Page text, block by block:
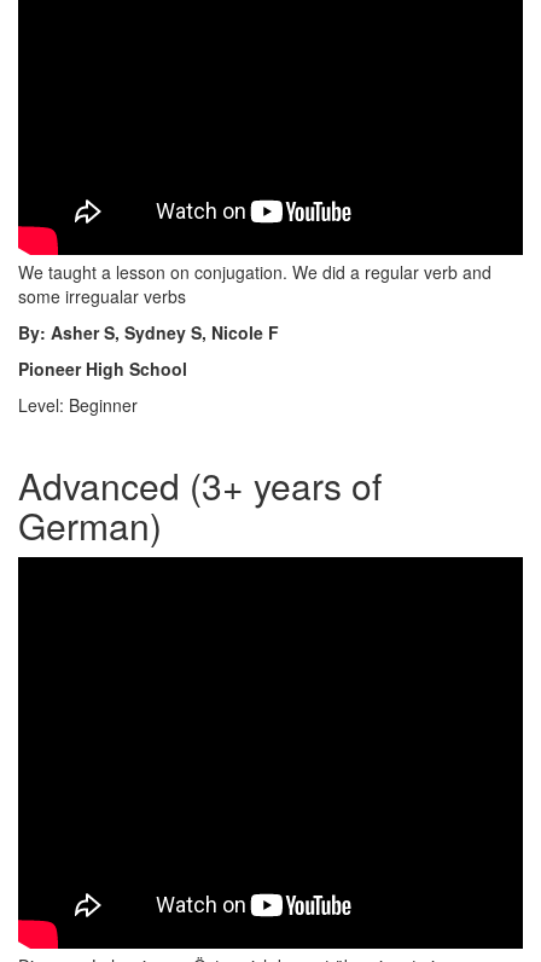
We taught a lesson on conjugation. We did a regular verb and
some irregualar verbs
By: Asher S, Sydney S, Nicole F
Pioneer High School
Level: Beginner
Advanced (3+ years of
German)